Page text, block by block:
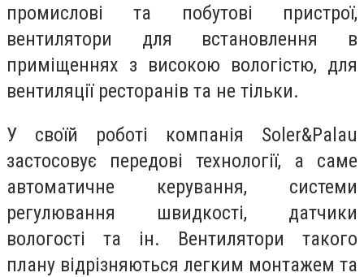
промислові та побутові пристрої,
вентилятори для встановлення в
приміщеннях з високою вологістю, для
вентиляції ресторанів та не тільки.
У своїй роботі компанія Soler&Palau
застосовує передові технології, а саме
автоматичне керування, системи
регулювання швидкості, датчики
вологості та ін. Вентилятори такого
плану відрізняються легким монтажем та